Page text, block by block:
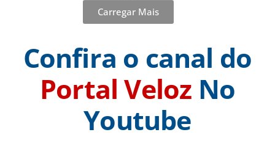
Carregar Mais
Confira o canal do
Portal Veloz No
Youtube